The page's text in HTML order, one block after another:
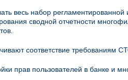
весь набор регламентированной
сводной отчетности
соответствие требованиям
прав пользователей в банке и